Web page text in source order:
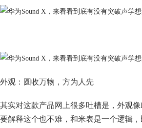
外观：圆收万物，方为人先
其实对这款产品网上很多吐槽是，外观像
要解释这个也不难，和米表是一个逻辑